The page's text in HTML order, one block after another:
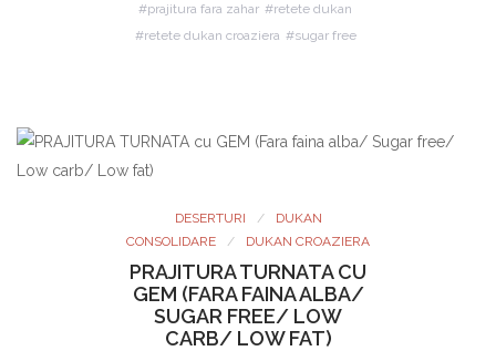
prajitura fara zahar
retete dukan
retete dukan croaziera
sugar free
DESERTURI
DUKAN
CONSOLIDARE
DUKAN CROAZIERA
PRAJITURA TURNATA CU
GEM (FARA FAINA ALBA/
SUGAR FREE/ LOW
CARB/ LOW FAT)